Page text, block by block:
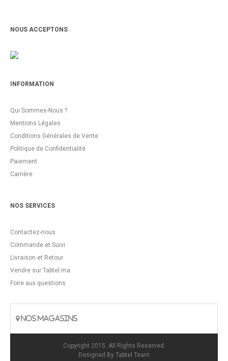
NOUS ACCEPTONS
INFORMATION
Qui Sommes-Nous ?
Mentions Légales
Conditions Générales de Vente
Politique de Confidentialité
Paiement
Carrière
NOS SERVICES
Contactez-nous
Commande et Suivi
Livraison et Retour
Vendre sur Tabtel.ma
Foire aux questions
NOS MAGASINS
Copyright 2015. All Rights Reserved.
Designed By Tabtel Team